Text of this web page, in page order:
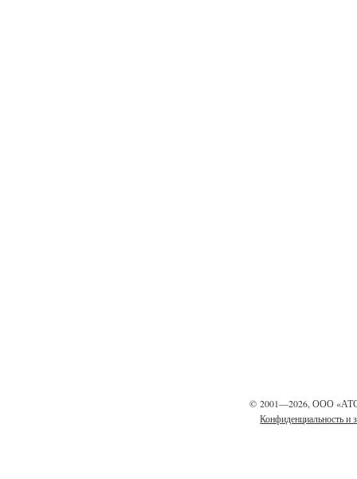
© 2001—2026, ООО
Конфиденциальность и